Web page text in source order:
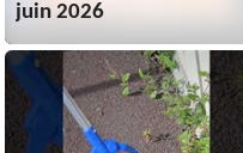
juin 2026